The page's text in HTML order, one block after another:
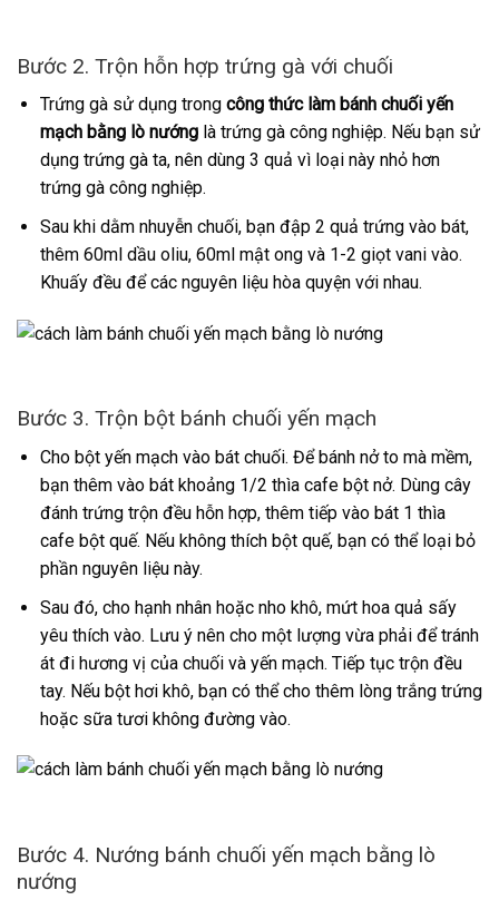
Bước 2. Trộn hỗn hợp trứng gà với chuối
Trứng gà sử dụng trong công thức làm bánh chuối yến
mạch bằng lò nướnglà trứng gà công nghiệp. Nếu bạn sử
dụng trứng gà ta, nên dùng 3 quả vì loại này nhỏ hơn
trứng gà công nghiệp.
Sau khi dằm nhuyễn chuối, bạn đập 2 quả trứng vào bát,
thêm 60ml dầu oliu, 60ml mật ong và 1-2 giọt vani vào.
Khuấy đều để các nguyên liệu hòa quyện với nhau.
Bước 3. Trộn bột bánh chuối yến mạch
Cho bột yến mạch vào bát chuối. Để bánh nở to mà mềm,
bạn thêm vào bát khoảng 1/2 thìa cafe bột nở. Dùng cây
đánh trứng trộn đều hỗn hợp, thêm tiếp vào bát 1 thìa
cafe bột quế. Nếu không thích bột quế, bạn có thể loại bỏ
phần nguyên liệu này.
Sau đó, cho hạnh nhân hoặc nho khô, mứt hoa quả sấy
yêu thích vào. Lưu ý nên cho một lượng vừa phải để tránh
át đi hương vị của chuối và yến mạch. Tiếp tục trộn đều
tay. Nếu bột hơi khô, bạn có thể cho thêm lòng trắng trứng
hoặc sữa tươi không đường vào.
Bước 4. Nướng bánh chuối yến mạch bằng lò
nướng